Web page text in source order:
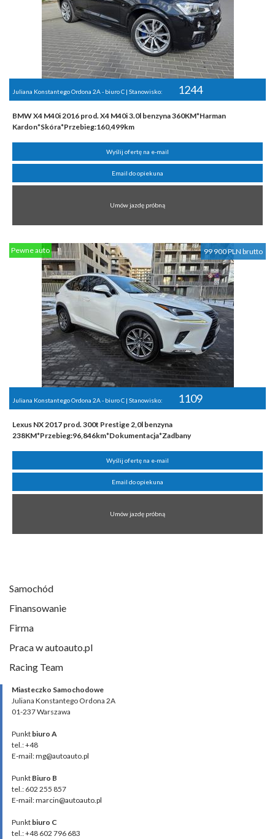
Juliana Konstantego Ordona 2A - biuro C | Stanowisko: 1244
BMW X4 M40i 2016 prod. X4 M40i 3.0l benzyna 360KM*Harman
Kardon*Skóra*Przebieg:160,499km
Wyślij ofertę na e-mail
Email do opiekuna
Umów jazdę próbną
99 900 PLN brutto
Pewne auto
Juliana Konstantego Ordona 2A - biuro C | Stanowisko: 1109
Lexus NX 2017 prod. 300t Prestige 2,0l benzyna
238KM*Przebieg:96,846km*Dokumentacja*Zadbany
Wyślij ofertę na e-mail
Email do opiekuna
Umów jazdę próbną
Samochód
Finansowanie
Firma
Praca w autoauto.pl
Racing Team
Miasteczko Samochodowe
Juliana Konstantego Ordona 2A
01-237 Warszawa
Punkt biuro A
tel.: +48
E-mail: mg@autoauto.pl
Punkt Biuro B
tel.: 602 255 857
E-mail: marcin@autoauto.pl
Punkt biuro C
tel.: +48 602 796 683